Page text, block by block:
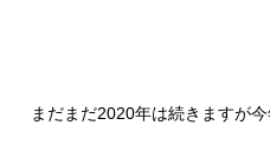
まだまだ2020年は続きますが